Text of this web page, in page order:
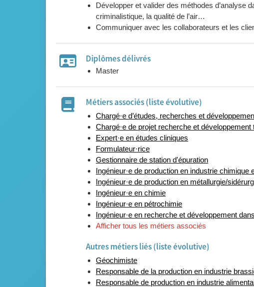
Développer et valider des méthodes d’analyse
criminalistique, la qualité de l’air…
Communiquer avec les collaborateurs et les
Diplômes délivrés
Master
Métiers associés (liste évolutive)
Chargé·e d’études, recherches et
Chargé·e de projet recherche et développement
Expert·e en études cliniques
Formulateur·rice
Gestionnaire de station d'épuration
Ingénieur·e de production en industrie chimique
Ingénieur·e de production en métallurgie/
Ingénieur·e en chimie
Ingénieur·e en pétrochimie
Ingénieur·e en recherche et développement
Afficher tous les métiers associés
Autres métiers liés (liste évolutive)
Géochimiste
Responsable de la production en industrie
Responsable de production en industrie